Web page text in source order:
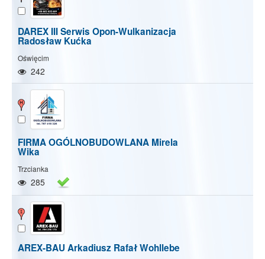
DAREX III Serwis Opon-Wulkanizacja
Radosław Kućka
Oświęcim
242
FIRMA OGÓLNOBUDOWLANA Mirela
Wika
Trzcianka
285
AREX-BAU Arkadiusz Rafał Wohllebe